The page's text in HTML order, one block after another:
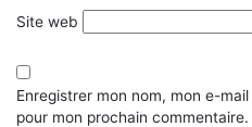
Site web
Enregistrer mon nom, mon e-
pour mon prochain commentaire.